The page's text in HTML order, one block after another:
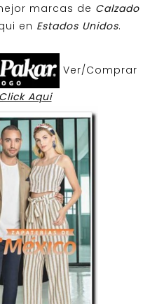
marcas de Calzado
en Estados Unidos.
Ver/Comprar
Click Aqui